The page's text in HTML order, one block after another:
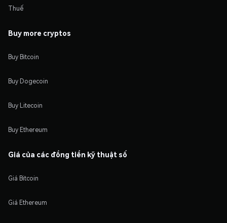
Thuế
Buy more cryptos
Buy Bitcoin
Buy Dogecoin
Buy Litecoin
Buy Ethereum
Giá của các đồng tiền kỹ thuật số
Giá Bitcoin
Giá Ethereum